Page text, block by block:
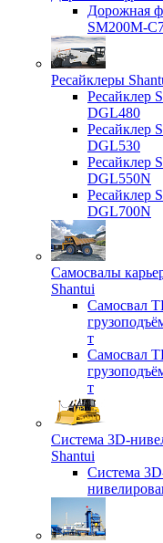
Дорожная
SM200M-
Ресайклеры
Ресайклер
DGL480
Ресайклер
DGL530
Ресайклер
DGL550N
Ресайклер
DGL700N
Самосвалы
Shantui
Самосвал
т
Самосвал
т
Система 3D-
Shantui
Система